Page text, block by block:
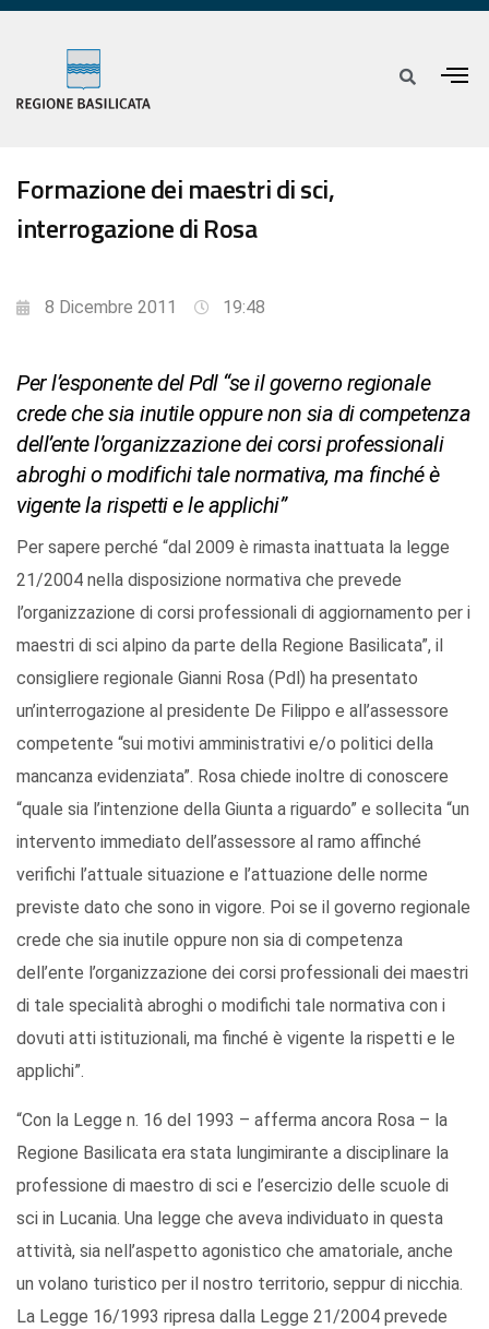
Formazione dei maestri di sci,
interrogazione di Rosa
8 Dicembre 2011 19:48
Per l’esponente del Pdl “se il governo regionale
crede che sia inutile oppure non sia di competenza
dell’ente l’organizzazione dei corsi professionali
abroghi o modifichi tale normativa, ma finché è
vigente la rispetti e le applichi”
Per sapere perché “dal 2009 è rimasta inattuata la legge
21/2004 nella disposizione normativa che prevede
l’organizzazione di corsi professionali di aggiornamento per i
maestri di sci alpino da parte della Regione Basilicata”, il
consigliere regionale Gianni Rosa (Pdl) ha presentato
un’interrogazione al presidente De Filippo e all’assessore
competente “sui motivi amministrativi e/o politici della
mancanza evidenziata”. Rosa chiede inoltre di conoscere
“quale sia l’intenzione della Giunta a riguardo” e sollecita “un
intervento immediato dell’assessore al ramo affinché
verifichi l’attuale situazione e l’attuazione delle norme
previste dato che sono in vigore. Poi se il governo regionale
crede che sia inutile oppure non sia di competenza
dell’ente l’organizzazione dei corsi professionali dei maestri
di tale specialità abroghi o modifichi tale normativa con i
dovuti atti istituzionali, ma finché è vigente la rispetti e le
applichi”.
“Con la Legge n. 16 del 1993 – afferma ancora Rosa – la
Regione Basilicata era stata lungimirante a disciplinare la
professione di maestro di sci e l’esercizio delle scuole di
sci in Lucania. Una legge che aveva individuato in questa
attività, sia nell’aspetto agonistico che amatoriale, anche
un volano turistico per il nostro territorio, seppur di nicchia.
La Legge 16/1993 ripresa dalla Legge 21/2004 prevede